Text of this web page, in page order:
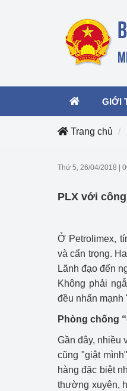
GIỚI
Trang chủ
Thứ 5, 26/04/2018
PLX với
Ở Petrolimex,
và cẩn trọng.
Lãnh đạo đến
Không phải
đều nhấn mạnh
Phòng chống
Gần đây, nhiều
cũng "giật
hàng đặc biệt
thường xuyên,